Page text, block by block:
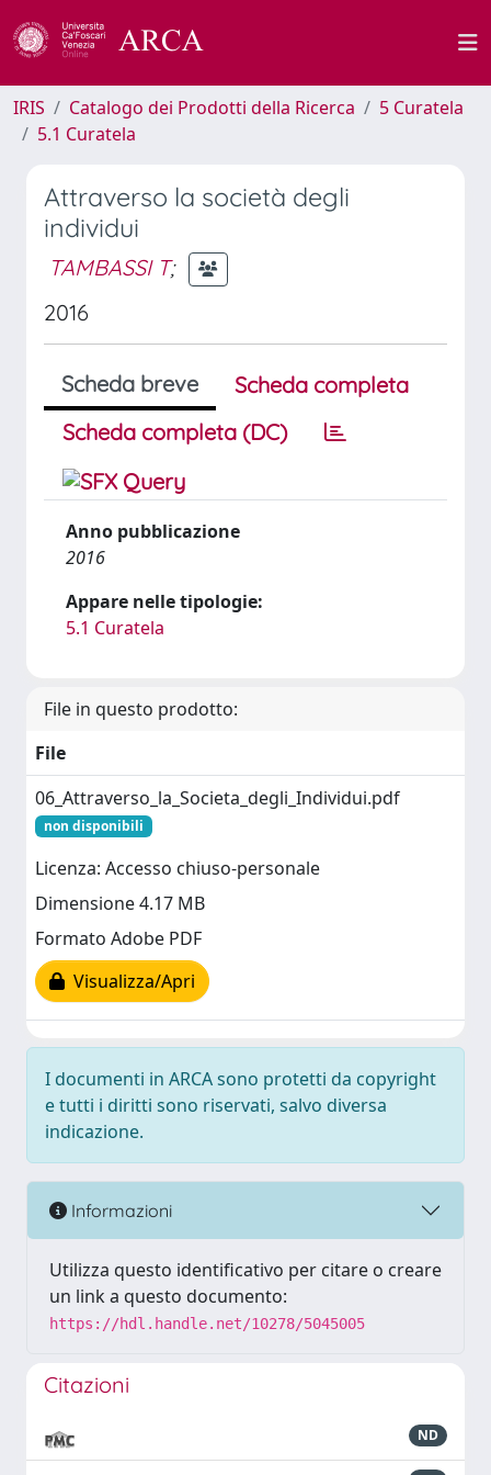
IRIS Catalogo dei Prodotti della Ricerca
5 Curatela
5.1 Curatela
Attraverso la società degli
individui
TAMBASSI T;
2016
Scheda breve
Scheda completa
Scheda completa (DC)
Anno pubblicazione
2016
Appare nelle tipologie:
5.1 Curatela
File in questo prodotto:
File
06_Attraverso_la_Societa_degli_Individui.pdf
non disponibili
Licenza: Accesso chiuso-personale
Dimensione 4.17 MB
Formato Adobe PDF
Visualizza/Apri
I documenti in ARCA sono protetti da copyright
e tutti i diritti sono riservati, salvo diversa
indicazione.
Informazioni
Utilizza questo identificativo per citare o creare
un link a questo documento:
https://hdl.handle.net/10278/5045005
Citazioni
ND